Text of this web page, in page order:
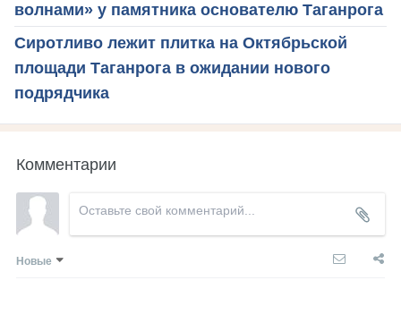
волнами» у памятника основателю Таганрога
Сиротливо лежит плитка на Октябрьской
площади Таганрога в ожидании нового
подрядчика
Комментарии
Новые